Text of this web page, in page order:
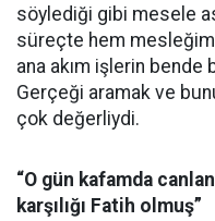
söylediği gibi mesele
süreçte hem
ana akım işlerin bende
Gerçeği aramak ve
çok değerliydi.
“O gün kafamda
karşılığı Fatih olmuş”